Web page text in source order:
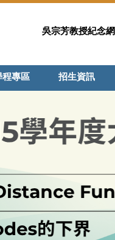
吳宗芳教授紀念網
程專區 招生資訊